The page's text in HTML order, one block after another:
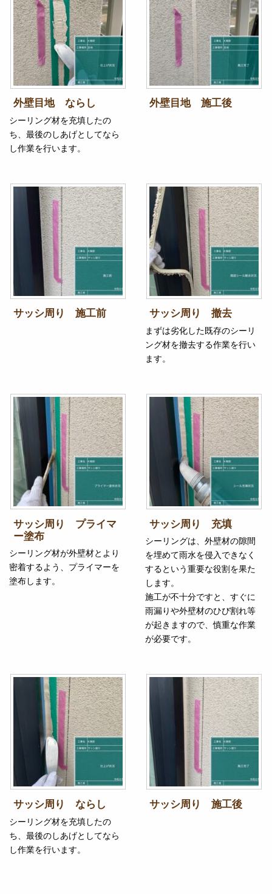
外壁目地 ならし
シーリング材を充填したの
ち、最後のしあげとしてなら
し作業を行います。
外壁目地 施工後
サッシ周り 施工前 サッシ周り 撤去
まずは劣化した既存のシーリ
ング材を撤去する作業を行い
ます。
サッシ周り プライマ
ー塗布
シーリング材が外壁材とより
密着するよう、プライマーを
塗布します。
サッシ周り 充填
シーリングは、外壁材の隙間
を埋めて雨水を侵入できなく
するという重要な役割を果た
します。
施工が不十分ですと、すぐに
雨漏りや外壁材のひび割れ等
が起きますので、慎重な作業
が必要です。
サッシ周り ならし
シーリング材を充填したの
ち、最後のしあげとしてなら
し作業を行います。
サッシ周り 施工後